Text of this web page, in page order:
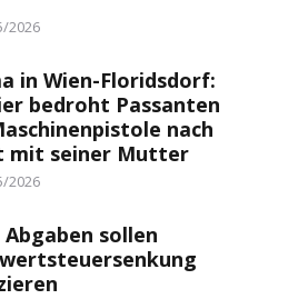
2026
in Wien-Floridsdorf:
bedroht Passanten
nach
mit seiner Mutter
2026
Abgaben sollen